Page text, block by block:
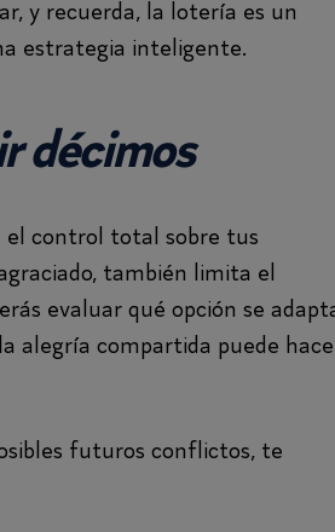
y recuerda, la lotería es un
estrategia inteligente.
décimos
el control total sobre tus
también limita el
evaluar qué opción se
alegría compartida puede
futuros conflictos, te